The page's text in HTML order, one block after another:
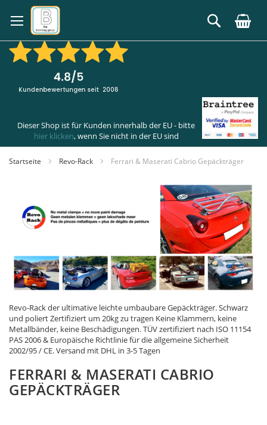
Inhalt
springen
Suche
Dieser Shop ist für Kunden innerhalb der EU - bitte
hier klicken, wenn Sie nicht in der EU sind
Startseite Revo-Rack Ferrari & Maserati Cabrio Gepäckträger
Revo-Rack der ultimative leichte umbaubare Gepäckträger. Schwarz
und poliert Zertifiziert um 20kg zu tragen Keine Klammern, keine
Metallbänder, keine Beschädigungen. TÜV zertifiziert nach ISO 11154
PAS 2006 & Europäische Richtlinie für die allgemeine Sicherheit
2002/95 / CE. Versand mit DHL in 3-5 Tagen
FERRARI & MASERATI CABRIO
GEPÄCKTRÄGER